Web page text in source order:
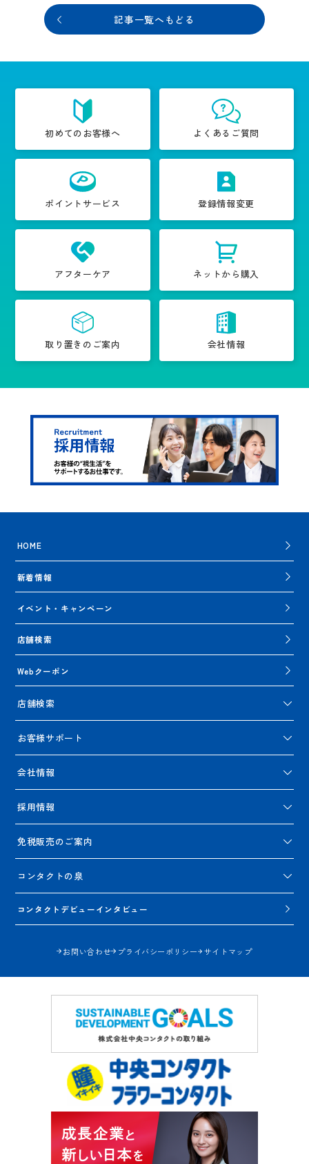
記事一覧へもどる
初めてのお客様へ よくあるご質問
ポイントサービス 登録情報変更
アフターケア ネットから購入
取り置きのご案内 会社情報
HOME
新着情報
イベント・キャンペーン
店舗検索
Webクーポン
店舗検索
お客様サポート
会社情報
採用情報
免税販売のご案内
コンタクトの泉
コンタクトデビューインタビュー
お問い合わせ プライバシーポリシー サイトマップ